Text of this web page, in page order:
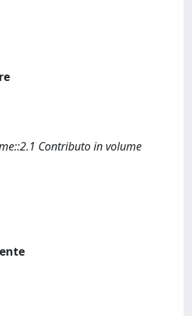
Contributo in volume